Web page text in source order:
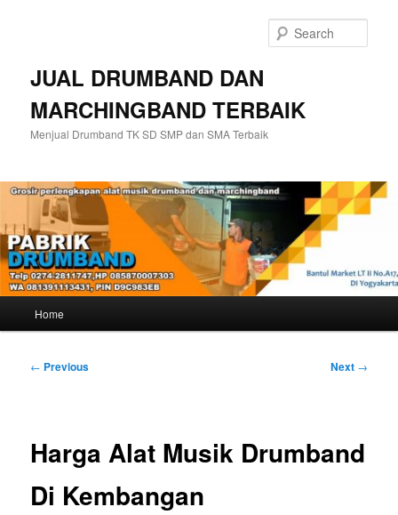
JUAL DRUMBAND DAN
MARCHINGBAND TERBAIK
Menjual Drumband TK SD SMP dan SMA Terbaik
Home
Post
← Previous Next →
Harga Alat Musik Drumband
Di Kembangan